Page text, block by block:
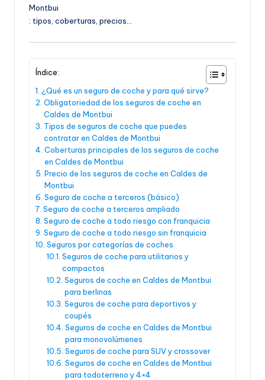
Montbui
: tipos, coberturas, precios…
Índice:
¿Qué es un seguro de coche y para qué sirve?
Obligatoriedad de los seguros de coche en
Caldes de Montbui
Tipos de seguros de coche que puedes
contratar en Caldes de Montbui
Coberturas principales de los seguros de coche
en Caldes de Montbui
Precio de los seguros de coche en Caldes de
Montbui
Seguro de coche a terceros (básico)
Seguro de coche a terceros ampliado
Seguro de coche a todo riesgo con franquicia
Seguro de coche a todo riesgo sin franquicia
Seguros por categorías de coches
Seguros de coche para utilitarios y
compactos
Seguros de coche en Caldes de Montbui
para berlinas
Seguros de coche para deportivos y
coupés
Seguros de coche en Caldes de Montbui
para monovolúmenes
Seguros de coche para SUV y crossover
Seguros de coche en Caldes de Montbui
para todoterreno y 4×4